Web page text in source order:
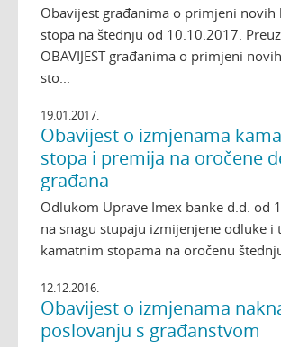
Obavijest građanima o primjeni novih
stopa na štednju od 10.10.2017.
OBAVIJEST građanima o primjeni
sto...
19.01.2017.
Obavijest o izmjenama
stopa i premija na oročene
građana
Odlukom Uprave Imex banke d.d. od
na snagu stupaju izmijenjene odluke i
kamatnim stopama na oročenu
12.12.2016.
Obavijest o izmjenama
poslovanju s građanstvom